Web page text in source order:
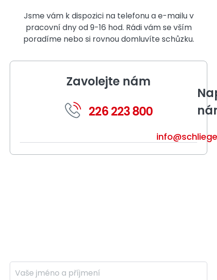
Jsme vám k dispozici na telefonu a e-mailu v
pracovní dny od 9-16 hod. Rádi vám se vším
poradíme nebo si rovnou domluvíte schůzku.
Zavolejte nám
226 223 800